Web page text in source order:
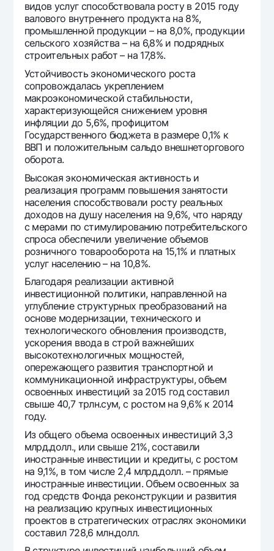
видов услуг способствовала росту в 2015 году
валового внутреннего продукта на 8%,
промышленной продукции – на 8,0%, продукции
сельского хозяйства – на 6,8% и подрядных
строительных работ – на 17,8%.
Устойчивость экономического роста
сопровождалась укреплением
макроэкономической стабильности,
характеризующейся снижением уровня
инфляции до 5,6%, профицитом
Государственного бюджета в размере 0,1% к
ВВП и положительным сальдо внешнеторгового
оборота.
Высокая экономическая активность и
реализация программ повышения занятости
населения способствовали росту реальных
доходов на душу населения на 9,6%, что наряду
с мерами по стимулированию потребительского
спроса обеспечили увеличение объемов
розничного товарооборота на 15,1% и платных
услуг населению – на 10,8%.
Благодаря реализации активной
инвестиционной политики, направленной на
углубление структурных преобразований на
основе модернизации, технического и
технологического обновления производств,
ускорения ввода в строй важнейших
высокотехнологичных мощностей,
опережающего развития транспортной и
коммуникационной инфраструктуры, объем
освоенных инвестиций за 2015 год составил
свыше 40,7 трлн.сум, с ростом на 9,6% к 2014
году.
Из общего объема освоенных инвестиций 3,3
млрд.долл., или свыше 21%, составили
иностранные инвестиции и кредиты, с ростом
на 9,1%, в том числе 2,4 млрд.долл. – прямые
иностранные инвестиции. Объем освоенных за
год средств Фонда реконструкции и развития
на реализацию крупных инвестиционных
проектов в стратегических отраслях экономики
составил 728,6 млн.долл.